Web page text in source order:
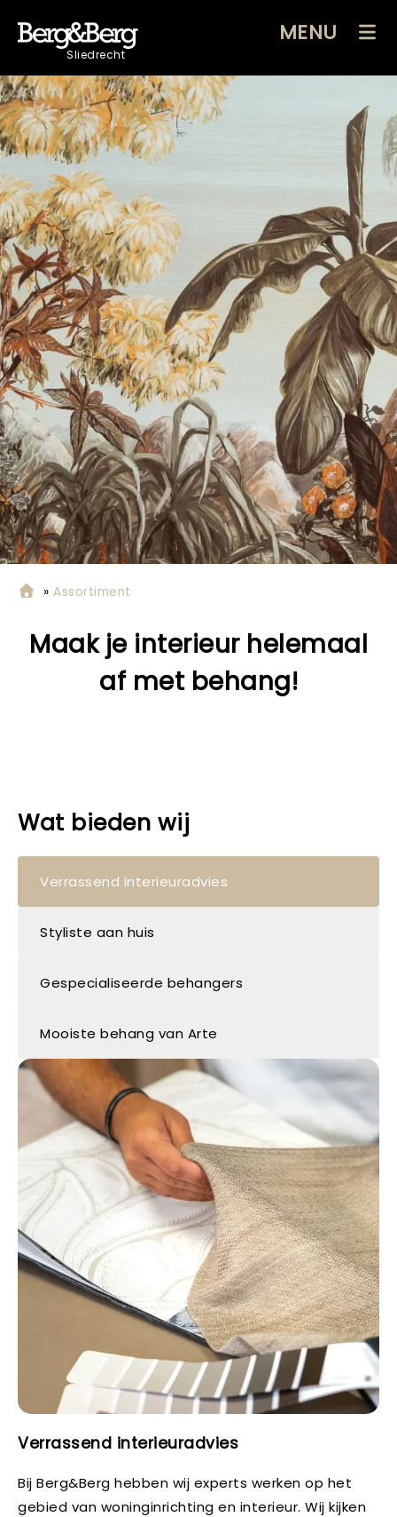
Sliedrecht
MENU
»Assortiment
Maak je interieur helemaal
af met behang!
Wat bieden wij
Verrassend interieuradvies
Bij Berg&Berg hebben wij experts werken op het
gebied van woninginrichting en interieur. Wij kijken
Verrassend interieuradvies
Styliste aan huis
Gespecialiseerde behangers
Mooiste behang van Arte